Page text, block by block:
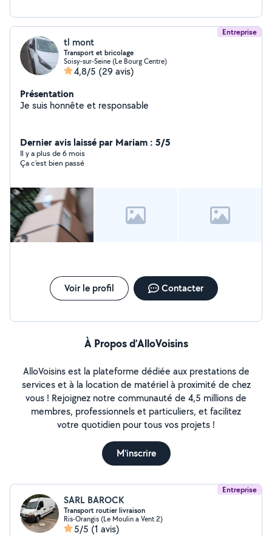
Entreprise
tl mont
Transport et bricolage
Soisy-sur-Seine (Le Bourg Centre)
4,8/5 (29 avis)
Présentation
Je suis honnête et responsable
Dernier avis laissé par Mariam : 5/5
Il y a plus de 6 mois
Ça c’est bien passé
Voir le profil Contacter
À Propos d’AlloVoisins
AlloVoisins est la plateforme dédiée aux prestations de
services et à la location de matériel à proximité de chez
vous ! Rejoignez notre communauté de 4,5 millions de
membres, professionnels et particuliers, et facilitez
votre quotidien pour tous vos projets !
M'inscrire
Entreprise
SARL BAROCK
Transport routier livraison
Ris-Orangis (Le Moulin a Vent 2)
5/5 (1 avis)